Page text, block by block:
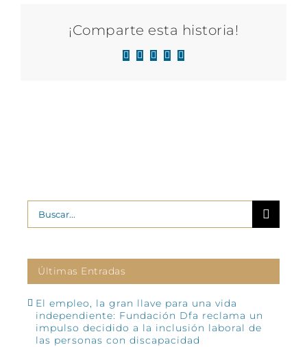
¡Comparte esta historia!
Facebook
X LinkedIn
WhatsApp
Correo
Buscar:
Últimas Entradas
El empleo, la gran llave para una vida
independiente: Fundación Dfa reclama un
impulso decidido a la inclusión laboral de
las personas con discapacidad